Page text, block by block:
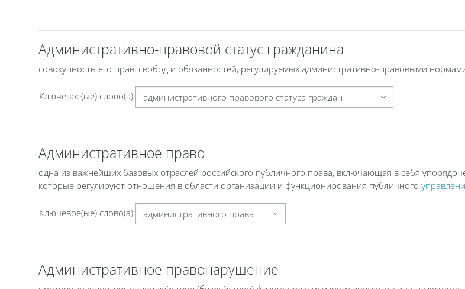
Административно-правовой статус гражданина
совокупность его прав, свобод и обязанностей, регулируемых административно-правовыми
Ключевое(ые) слово(а):
Административное право
одна из важнейших базовых отраслей российского публичного права, включающая в себя
которые регулируют отношения в области организации и функционирования публичного
Ключевое(ые) слово(а):
Административное правонарушение